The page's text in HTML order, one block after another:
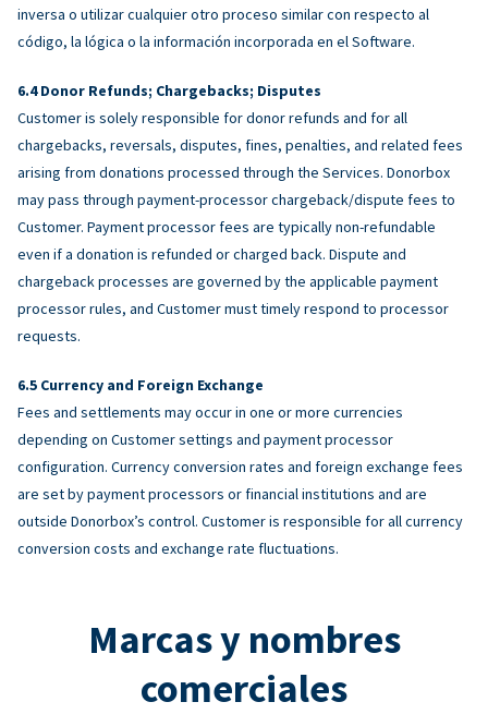
inversa o utilizar cualquier otro proceso similar con respecto al
código, la lógica o la información incorporada en el Software.
Donor Refunds; Chargebacks; Disputes
Customer is solely responsible for donor refunds and for all
chargebacks, reversals, disputes, fines, penalties, and related fees
arising from donations processed through the Services. Donorbox
may pass through payment-processor chargeback/dispute fees to
Customer. Payment processor fees are typically non-refundable
even if a donation is refunded or charged back. Dispute and
chargeback processes are governed by the applicable payment
processor rules, and Customer must timely respond to processor
requests.
Currency and Foreign Exchange
Fees and settlements may occur in one or more currencies
depending on Customer settings and payment processor
configuration. Currency conversion rates and foreign exchange fees
are set by payment processors or financial institutions and are
outside Donorbox’s control. Customer is responsible for all currency
conversion costs and exchange rate fluctuations.
Marcas y nombres
comerciales